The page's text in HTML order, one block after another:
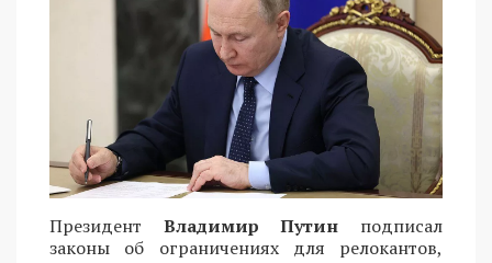
Президент Владимир Путин подписал
законы об ограничениях для релокантов,